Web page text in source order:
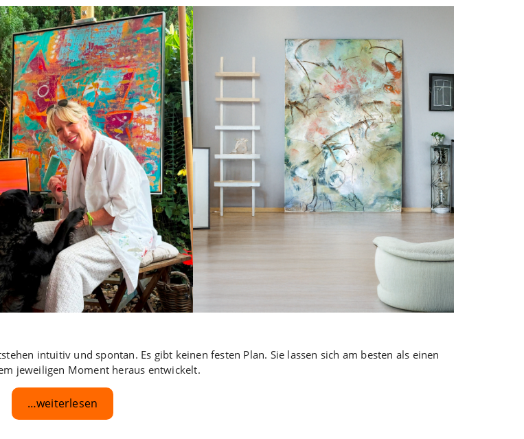
intuitiv und spontan. Es gibt keinen festen Plan. Sie lassen sich am besten als einen
jeweiligen Moment heraus entwickelt.
…weiterlesen